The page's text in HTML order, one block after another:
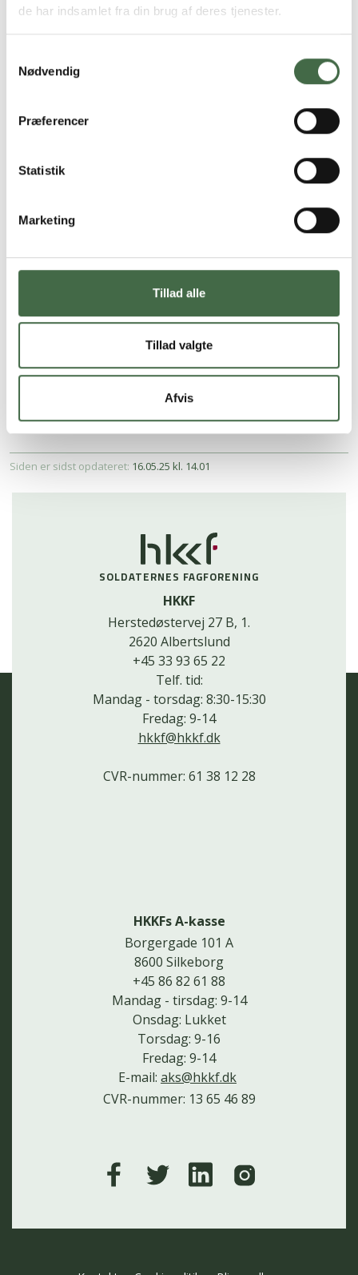
de har indsamlet fra din brug af deres tjenester.
Nødvendig
Præferencer
Statistik
Marketing
Tillad alle
Tillad valgte
Afvis
Talsmænd
Økonomi
Siden er sidst opdateret: 16.05.25 kl. 14.01
SOLDATERNES FAGFORENING
HKKF
Herstedøstervej 27 B, 1.
2620 Albertslund
+45 33 93 65 22
Telf. tid:
Mandag - torsdag: 8:30-15:30
Fredag: 9-14
hkkf@hkkf.dk
CVR-nummer: 61 38 12 28
HKKFs A-kasse
Borgergade 101 A
8600 Silkeborg
+45 86 82 61 88
Mandag - tirsdag: 9-14
Onsdag: Lukket
Torsdag: 9-16
Fredag: 9-14
E-mail: aks@hkkf.dk
CVR-nummer: 13 65 46 89